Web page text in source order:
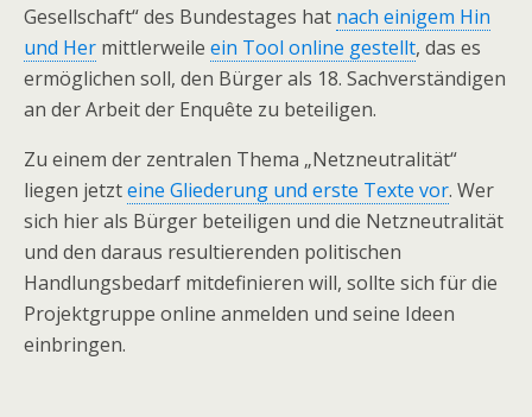
Gesellschaft“ des Bundestages hat nach einigem Hin
und Her mittlerweile ein Tool online gestellt, das es
ermöglichen soll, den Bürger als 18. Sachverständigen
an der Arbeit der Enquête zu beteiligen.
Zu einem der zentralen Thema „Netzneutralität“
liegen jetzteine Gliederung und erste Texte vor. Wer
sich hier als Bürger beteiligen und die Netzneutralität
und den daraus resultierenden politischen
Handlungsbedarf mitdefinieren will, sollte sich für die
Projektgruppe online anmelden und seine Ideen
einbringen.